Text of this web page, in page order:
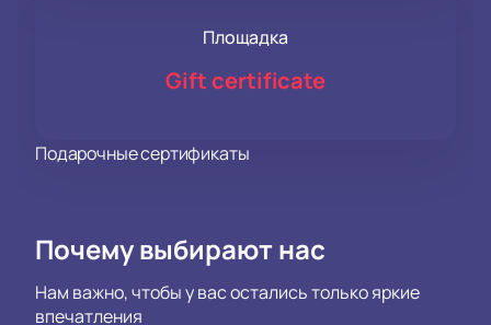
Площадка
Gift certificate
Подарочные сертификаты
Почему выбирают нас
Нам важно, чтобы у вас остались только яркие
впечатления